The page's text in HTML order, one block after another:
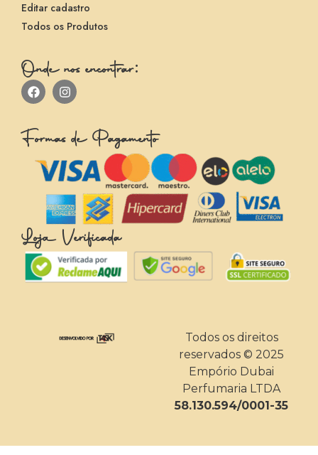
Editar cadastro
Todos os Produtos
Onde nos encontrar:
Formas de Pagamento
Loja Verificada
Todos os direitos
reservados © 2025
Empório Dubai
Perfumaria LTDA
58.130.594/0001-35